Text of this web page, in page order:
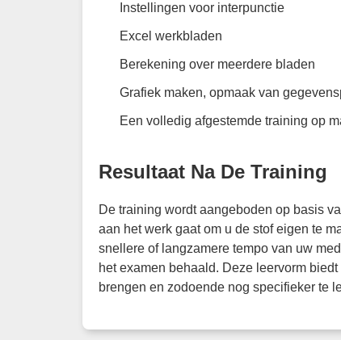
Instellingen voor interpunctie
Excel werkbladen
Berekening over meerdere bladen
Grafiek maken, opmaak van
Een volledig afgestemde training op
Resultaat Na De Training
De training wordt aangeboden op basis
aan het werk gaat om u de stof eigen te
snellere of langzamere tempo van uw
het examen behaald. Deze leervorm
brengen en zodoende nog specifieker te